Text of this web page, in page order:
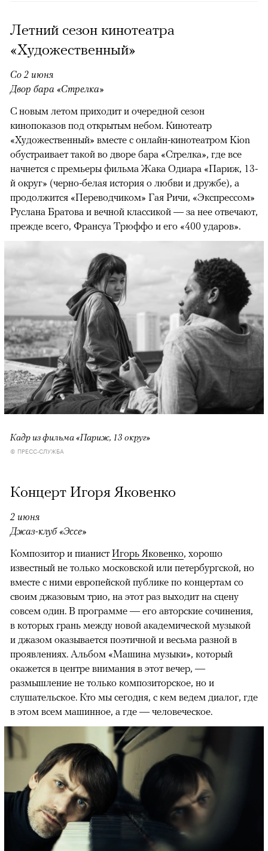
Летний сезон кинотеатра
«Художественный»
Со 2 июня
Двор бара «Стрелка»
С новым летом приходит и очередной сезон
кинопоказов под открытым небом. Кинотеатр
«Художественный» вместе с онлайн-кинотеатром Kion
обустраивает такой во дворе бара «Стрелка», где все
начнется с премьеры фильма Жака Одиара «Париж, 13-
й округ» (черно-белая история о любви и дружбе), а
продолжится «Переводчиком» Гая Ричи, «Экспрессом»
Руслана Братова и вечной классикой — за нее отвечают,
прежде всего, Франсуа Трюффо и его «400 ударов».
Кадр из фильма «Париж, 13 округ»
© ПРЕСС-СЛУЖБА
Концерт Игоря Яковенко
2 июня
Джаз-клуб «Эссе»
Композитор и пианист Игорь Яковенко, хорошо
известный не только московской или петербургской, но
вместе с ними европейской публике по концертам со
своим джазовым трио, на этот раз выходит на сцену
совсем один. В программе — его авторские сочинения,
в которых грань между новой академической музыкой
и джазом оказывается поэтичной и весьма разной в
проявлениях. Альбом «Машина музыки», который
окажется в центре внимания в этот вечер, —
размышление не только композиторское, но и
слушательское. Кто мы сегодня, с кем ведем диалог, где
в этом всем машинное, а где — человеческое.